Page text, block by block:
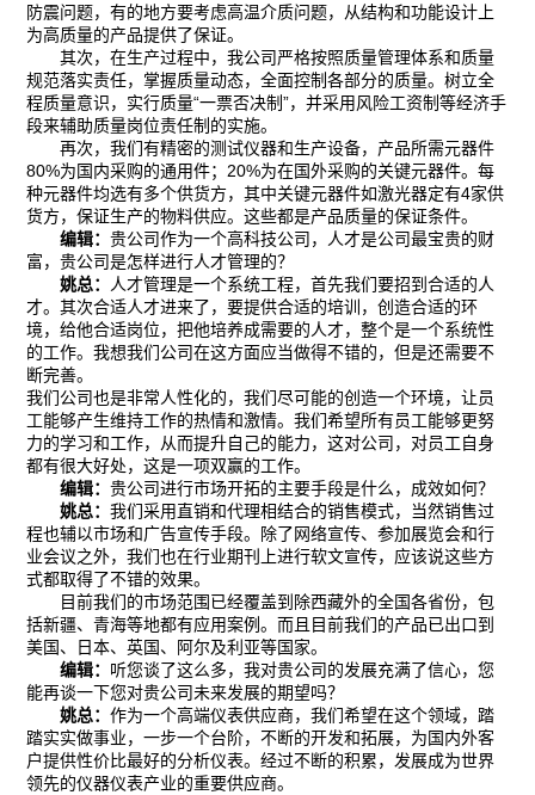
防震问题，有的地方要考虑高温介质问题，从结构和功能设计上
为高质量的产品提供了保证。
其次，在生产过程中，我公司严格按照质量管理体系和质量
规范落实责任，掌握质量动态，全面控制各部分的质量。树立全
程质量意识，实行质量“一票否决制”，并采用风险工资制等经济手
段来辅助质量岗位责任制的实施。
再次，我们有精密的测试仪器和生产设备，产品所需元器件
80%为国内采购的通用件；20%为在国外采购的关键元器件。每
种元器件均选有多个供货方，其中关键元器件如激光器定有4家供
货方，保证生产的物料供应。这些都是产品质量的保证条件。
编辑：贵公司作为一个高科技公司，人才是公司最宝贵的财
富，贵公司是怎样进行人才管理的？
姚总：
人才管理是一个系统工程，首先我们要招到合适的人
才。其次合适人才进来了，要提供合适的培训，创造合适的环
境，给他合适岗位，把他培养成需要的人才，整个是一个系统性
的工作。我想我们公司在这方面应当做得不错的，但是还需要不
断完善。
我们公司也是非常人性化的，我们尽可能的创造一个环境，让员
工能够产生维持工作的热情和激情。我们希望所有员工能够更努
力的学习和工作，从而提升自己的能力，这对公司，对员工自身
都有很大好处，这是一项双赢的工作。
编辑：贵公司进行市场开拓的主要手段是什么，成效如何？
姚总：我们采用直销和代理相结合的销售模式，当然销售过
程也辅以市场和广告宣传手段。除了网络宣传、参加展览会和行
业会议之外，我们也在行业期刊上进行软文宣传，应该说这些方
式都取得了不错的效果。
目前我们的市场范围已经覆盖到除西藏外的全国各省份，包
括新疆、青海等地都有应用案例。而且目前我们的产品已出口到
美国、日本、英国、阿尔及利亚等国家。
编辑： 听您谈了这么多，我对贵公司的发展充满了信心，您
能再谈一下您对贵公司未来发展的期望吗？
姚总：作为一个高端仪表供应商，我们希望在这个领域，踏
踏实实做事业，一步一个台阶，不断的开发和拓展，为国内外客
户提供性价比最好的分析仪表。经过不断的积累，发展成为世界
领先的仪器仪表产业的重要供应商。